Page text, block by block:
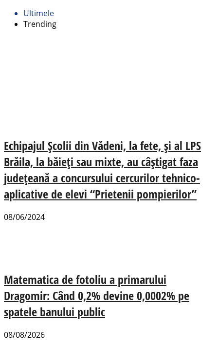
Ultimele
Trending
Echipajul Școlii din Vădeni, la fete, și al LPS
Brăila, la băieți sau mixte, au câștigat faza
județeană a concursului cercurilor tehnico-
aplicative de elevi “Prietenii pompierilor”
08/06/2024
Matematica de fotoliu a primarului
Dragomir: Când 0,2% devine 0,0002% pe
spatele banului public
08/08/2026